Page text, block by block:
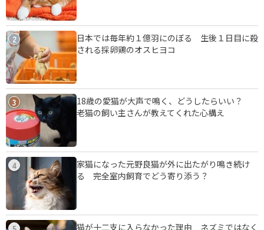
2
日本では毎年約１億羽にのぼる 生後１日目に殺
される採卵鶏のオスヒヨコ
3
18歳の愛猫が大声で鳴く、どうしたらいい？
老猫の飼い主さんが教えてくれた心構え
4
家猫になった元野良猫が外に出たがり鳴き続け
る 完全室内飼育でどう寄り添う？
猫が十二支に入らなかった理由 ネズミではなく